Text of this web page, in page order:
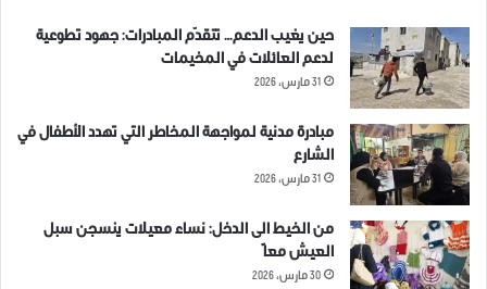
حين يغيب الدعم… تتقدّم المبادرات: جهود تطوعية
لدعم العائلات في المخيمات
31 مارس، 2026
مبادرة مدنية لمواجهة المخاطر التي تهدد الأطفال في
الشارع
31 مارس، 2026
من الخيط الى الدخل: نساء معيلات ينسجن سبل
العيش معاً
30 مارس، 2026